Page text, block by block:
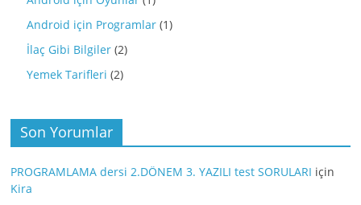
Android için Programlar (1)
İlaç Gibi Bilgiler (2)
Yemek Tarifleri (2)
Son Yorumlar
PROGRAMLAMA dersi 2.DÖNEM 3. YAZILI test SORULARI için
Kira